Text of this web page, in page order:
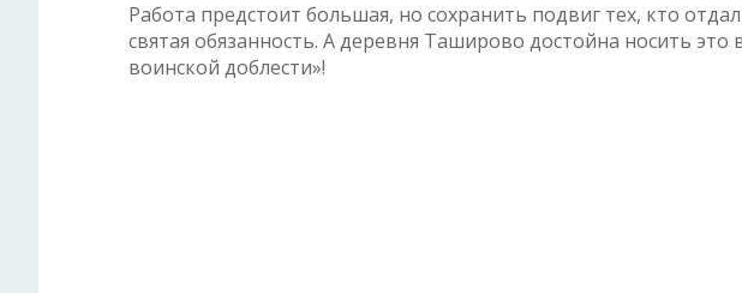
Работа предстоит большая, но сохранить подвиг тех, кто
святая обязанность. А деревня Таширово достойна носить
воинской доблести»!